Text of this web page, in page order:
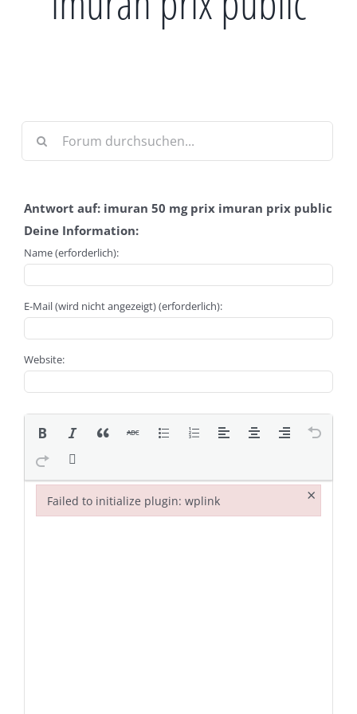
Antwort auf: imuran 50 mg prix imuran prix public
Deine Information:
Name (erforderlich):
E-Mail (wird nicht angezeigt) (erforderlich):
Website:
Failed to initialize plugin: wplink ×
Failed to initialize plugin: wplink